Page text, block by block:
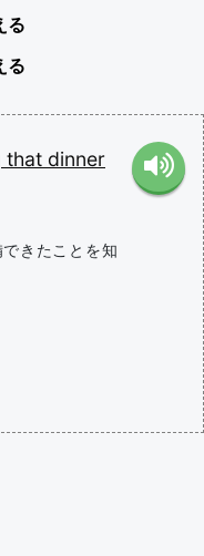
る
る
that dinner
きたことを知